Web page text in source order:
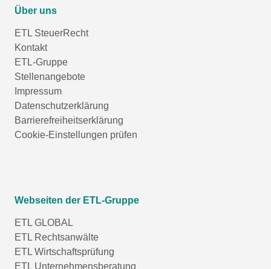
Über uns
ETL SteuerRecht
Kontakt
ETL-Gruppe
Stellenangebote
Impressum
Datenschutzerklärung
Barrierefreiheitserklärung
Cookie-Einstellungen prüfen
Webseiten der ETL-Gruppe
ETL GLOBAL
ETL Rechtsanwälte
ETL Wirtschaftsprüfung
ETL Unternehmensberatung